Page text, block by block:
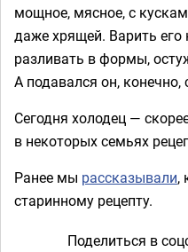
мощное, мясное, с
даже хрящей. Варить
разливать в формы,
А подавался он, конечно,
Сегодня холодец —
в некоторых семьях
Ранее мы рассказывали,
старинному рецепту.
Поделиться в